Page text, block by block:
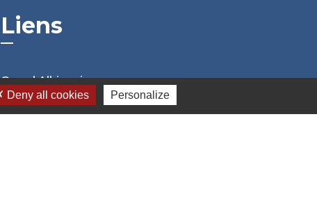
Liens
Grand Albigeois
Conseil Départemental du Tarn
Office tourisme Albi
Deny all cookies Personalize